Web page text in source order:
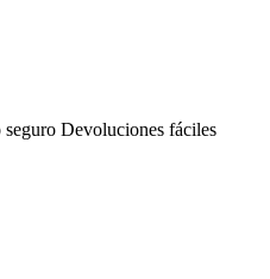
seguro Devoluciones fáciles